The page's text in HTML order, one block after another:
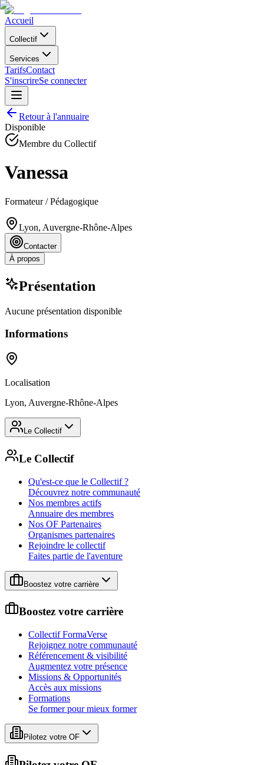
Accueil
Collectif
Services
TarifsContact
S'inscrireSe connecter
Retour à l'annuaire
Disponible
Membre du Collectif
Vanessa
Formateur / Pédagogique
Lyon, Auvergne-Rhône-Alpes
Contacter
À propos
Présentation
Aucune présentation disponible
Informations
Localisation
Lyon, Auvergne-Rhône-Alpes
Le Collectif
Le Collectif
Qu'est-ce que le Collectif ?
Découvrez notre communauté
Nos membres actifs
Annuaire des membres
Nos OF Partenaires
Organismes partenaires
Rejoindre le collectif
Faites partie de l'aventure
Boostez votre carrière
Boostez votre carrière
Collectif FormaVerse
Rejoignez notre communauté
Référencement & visibilité
Augmentez votre présence
Missions & Opportunités
Accès aux missions
Formations
Se former pour mieux former
Pilotez votre OF